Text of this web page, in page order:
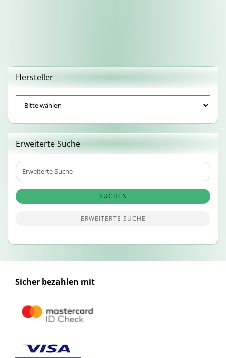
Hersteller
Erweiterte Suche
Erweiterte
Suche
SUCHEN
ERWEITERTE SUCHE
Sicher bezahlen mit